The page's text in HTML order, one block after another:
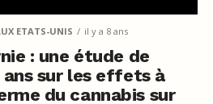
ETATS-UNIS il y a 8 ans
: une étude de
sur les effets à
du cannabis sur